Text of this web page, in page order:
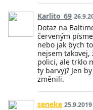
Karlito_69
Dotaz na
červeným
nebo jak bych
nejsem
polici, ale trklo
ty barvy)? Jen
změnili.
seneke